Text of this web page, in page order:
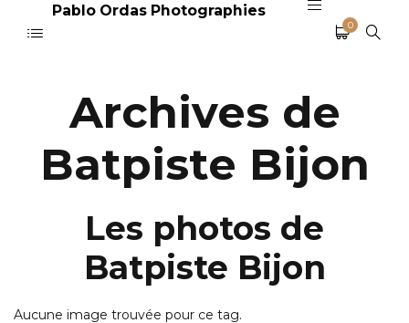
Pablo Ordas Photographies
0
Archives de
Batpiste Bijon
Les photos de
Batpiste Bijon
Aucune image trouvée pour ce tag.